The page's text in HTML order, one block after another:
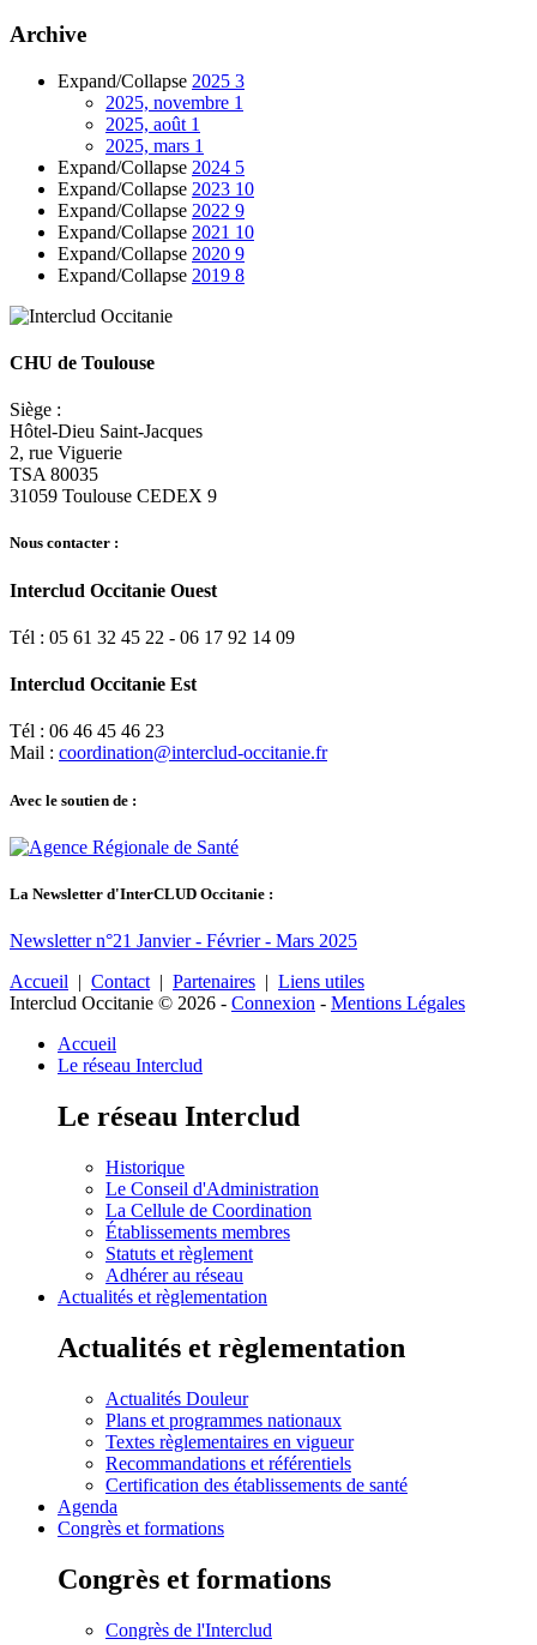
Archive
Expand/Collapse 2025 3
2025, novembre 1
2025, août 1
2025, mars 1
Expand/Collapse 2024 5
Expand/Collapse 2023 10
Expand/Collapse 2022 9
Expand/Collapse 2021 10
Expand/Collapse 2020 9
Expand/Collapse 2019 8
CHU de Toulouse
Siège :
Hôtel-Dieu Saint-Jacques
2, rue Viguerie
TSA 80035
31059 Toulouse CEDEX 9
Nous contacter :
Interclud Occitanie Ouest
Tél : 05 61 32 45 22 - 06 17 92 14 09
Interclud Occitanie Est
Tél : 06 46 45 46 23
Mail : coordination@interclud-occitanie.fr
Avec le soutien de :
La Newsletter d'InterCLUD Occitanie :
Newsletter n°21 Janvier - Février - Mars 2025
Accueil | Contact | Partenaires | Liens utiles
Interclud Occitanie © 2026 - Connexion - Mentions Légales
Accueil
Le réseau Interclud
Le réseau Interclud
Historique
Le Conseil d'Administration
La Cellule de Coordination
Établissements membres
Statuts et règlement
Adhérer au réseau
Actualités et règlementation
Actualités et règlementation
Actualités Douleur
Plans et programmes nationaux
Textes règlementaires en vigueur
Recommandations et référentiels
Certification des établissements de santé
Agenda
Congrès et formations
Congrès et formations
Congrès de l'Interclud